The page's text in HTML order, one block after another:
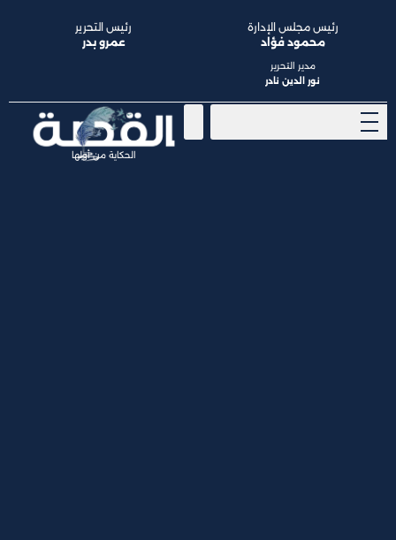
الحكاية من أولها
رئيس مجلس الإدارة
محمود فؤاد
مدير التحرير
نور الدين نادر
رئيس التحرير
عمرو بدر